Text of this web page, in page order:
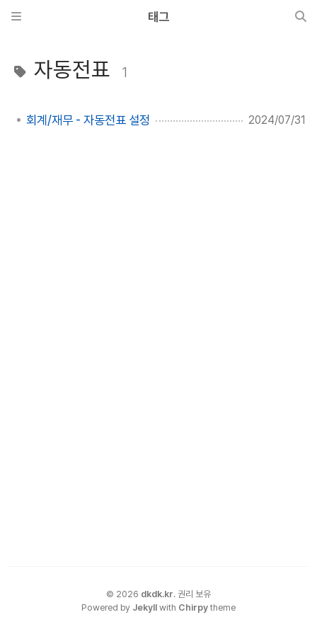
태그
자동전표 1
회계/재무 - 자동전표 설정 2024/07/31
© 2026 dkdk.kr. 권리 보유
Powered by Jekyll with Chirpy theme